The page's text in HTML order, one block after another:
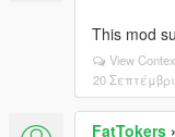
This mod
View
20
FatTokers